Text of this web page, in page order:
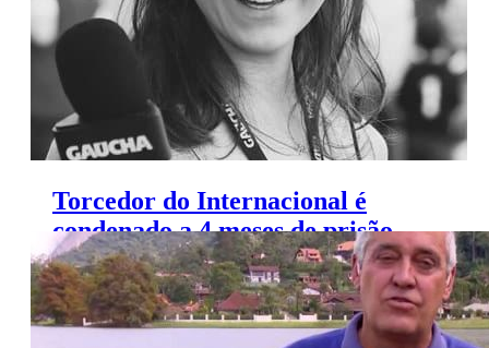
Torcedor do Internacional é
condenado a 4 meses de prisão
por agredir jornalista